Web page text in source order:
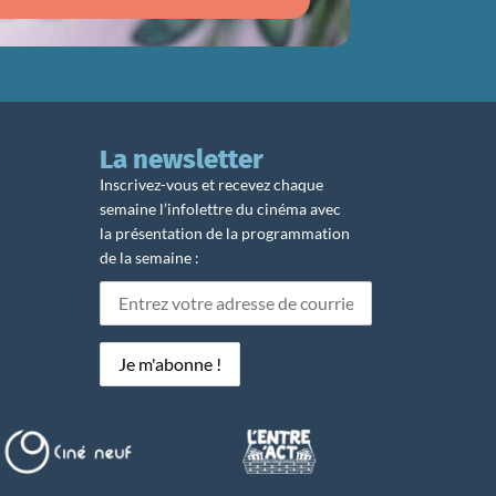
La newsletter
Inscrivez-vous et recevez chaque
semaine l’infolettre du cinéma avec
la présentation de la programmation
de la semaine :